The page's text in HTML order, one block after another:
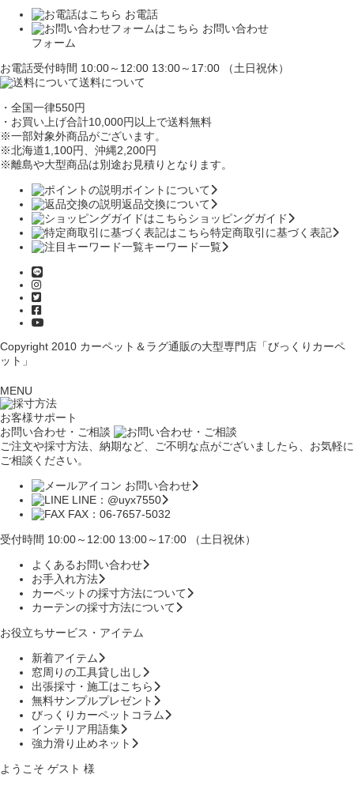
お電話
お問い合わせ
フォーム
お電話受付時間 10:00～12:00 13:00～17:00 （土日祝休）
送料について
・全国一律550円
・お買い上げ合計10,000円以上で送料無料
※一部対象外商品がございます。
※北海道1,100円 、沖縄2,200円
※離島や大型商品は別途お見積りとなります。
ポイントについて
返品交換について
ショッピングガイド
特定商取引に基づく表記
キーワード一覧
Copyright 2010 カーペット＆ラグ通販の大型専門店「びっくりカーペ
ット」
MENU
お客様サポート
お問い合わせ・ご相談
ご注文や採寸方法、納期など、ご不明な点がございましたら、お気軽に
ご相談ください。
お問い合わせ
LINE：@uyx7550
FAX：06-7657-5032
受付時間 10:00～12:00 13:00～17:00 （土日祝休）
よくあるお問い合わせ
お手入れ方法
カーペットの採寸方法について
カーテンの採寸方法について
お役立ちサービス・アイテム
新着アイテム
窓周りの工具貸し出し
出張採寸・施工はこちら
無料サンプルプレゼント
びっくりカーペットコラム
インテリア用語集
強力滑り止めネット
ようこそ ゲスト 様